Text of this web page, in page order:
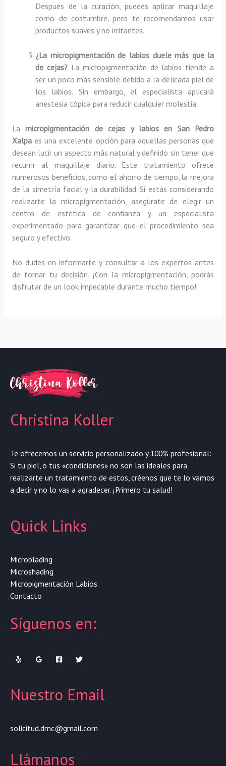
Después de la curación, puedes aplicar maquillaje
como de costumbre, pero te recomendamos usar
productos suaves y no irritantes.
¿La micropigmentación de labios duele más que la
de cejas? La micropigmentación de labios tiende a
ser un poco más sensible debido a la delicada piel de
los labios. Sin embargo, el especialista aplicará
anestesia tópica para reducir cualquier molestia.
Lamicropigmentación de cejas y labios en San Pedro
Xalpaes una excelente opción para aquellas personas que
desean lucir un aspecto más natural y definido sin tener que
recurrir al maquillaje diario. Este tratamiento ofrece
numerosos beneficios, como el ahorro de tiempo, la mejora
de la simetría facial y la durabilidad. Si estás considerando
realizarte la micropigmentación, asegúrate de elegir un
centro de estética de confianza y un especialista
experimentado para garantizar que el procedimiento sea
seguro y efectivo.
No dudes en informarte y consultar a los expertos antes
de tomar tu decisión. ¡Con la micropigmentación, podrás
disfrutar de un look impecable durante mucho tiempo!
Christina Koller
Te ofrecemos un servicio personalizado y 100% profesional:
Si tu piel, o tus «condiciones» no son las ideales para
realizarte un tratamiento de estos, créenos que te lo vamos
a decir y no lo vas a agradecer. ¡Primero tu salud!
Quick Links
Microblading
Microshading
Micropigmentación Labios
Contacto
Síguenos en:
Nuestro Email
solicitud.dmc@gmail.com
Llámanos